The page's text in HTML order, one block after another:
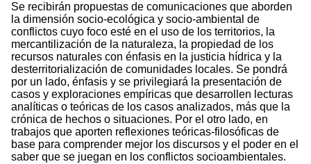
Se recibirán propuestas de comunicaciones que aborden
la dimensión socio-ecológica y socio-ambiental de
conflictos cuyo foco esté en el uso de los territorios, la
mercantilización de la naturaleza, la propiedad de los
recursos naturales con énfasis en la justicia hídrica y la
desterritorialización de comunidades locales. Se pondrá
por un lado, énfasis y se privilegiará la presentación de
casos y exploraciones empíricas que desarrollen lecturas
analíticas o teóricas de los casos analizados, más que la
crónica de hechos o situaciones. Por el otro lado, en
trabajos que aporten reflexiones teóricas-filosóficas de
base para comprender mejor los discursos y el poder en el
saber que se juegan en los conflictos socioambientales.